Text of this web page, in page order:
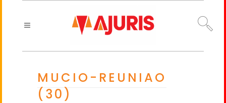
MUCIO-REUNIAO
(30)